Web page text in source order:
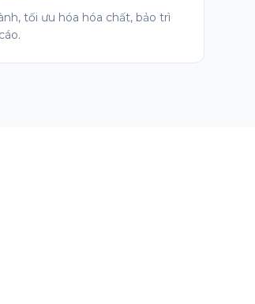
tối ưu hóa hóa chất, bảo trì